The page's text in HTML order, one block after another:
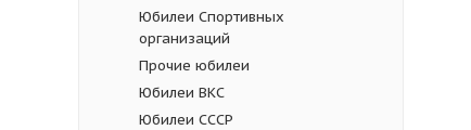
Юбилеи Спортивных
организаций
Прочие юбилеи
Юбилеи ВКС
Юбилеи СССР